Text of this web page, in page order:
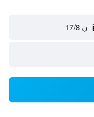
ن 17/8